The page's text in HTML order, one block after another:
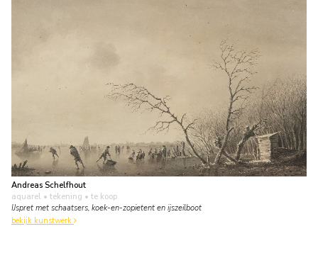
Andreas Schelfhout
aquarel • tekening • te koop
IJspret met schaatsers, koek-en-zopietent en ijszeilboot
bekijk kunstwerk